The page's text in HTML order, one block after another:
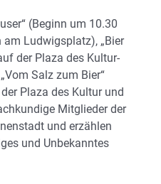
(Beginn um 10.30
Ludwigsplatz), „Bier
der Plaza des Kultur-
Salz zum Bier“
Plaza des Kultur und
Mitglieder der
und erzählen
und Unbekanntes